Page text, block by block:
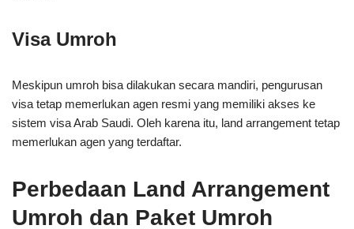
Visa Umroh
Meskipun umroh bisa dilakukan secara mandiri, pengurusan
visa tetap memerlukan agen resmi yang memiliki akses ke
sistem visa Arab Saudi. Oleh karena itu, land arrangement tetap
memerlukan agen yang terdaftar.
Perbedaan Land Arrangement
Umroh dan Paket Umroh